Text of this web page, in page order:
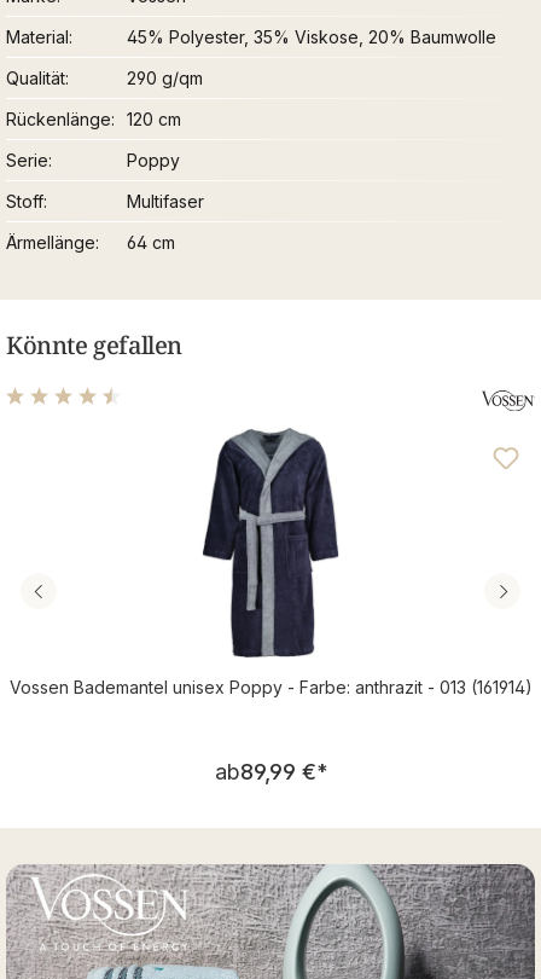
Material
45% Polyester, 35% Viskose, 20% Baumwolle
Qualität
290 g/qm
Rückenlänge
120 cm
Serie
Poppy
Stoff
Multifaser
Ärmellänge
64 cm
Könnte gefallen
Durchschnittliche Bewertung von 4.43 von 5 Sternen
Vossen Bademantel unisex Poppy - Farbe: anthrazit - 013 (161914)
Regulärer Preis:
ab89,99 €*